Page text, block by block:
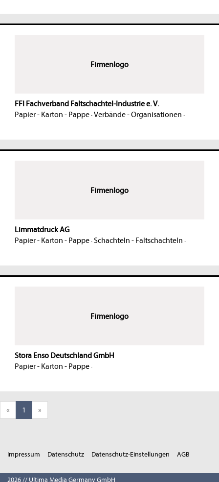
Firmenlogo
FFI Fachverband Faltschachtel-Industrie e. V.
Papier - Karton - Pappe·Verbände - Organisationen ·
Firmenlogo
Limmatdruck AG
Papier - Karton - Pappe· Schachteln - Faltschachteln ·
Firmenlogo
Stora Enso Deutschland GmbH
Papier - Karton - Pappe·
« 1 »
Impressum Datenschutz Datenschutz-Einstellungen AGB
2026 // Ultima Media Germany GmbH